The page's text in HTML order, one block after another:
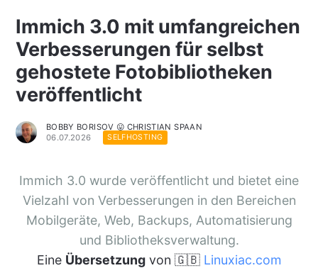
Immich 3.0 mit umfangreichen
Verbesserungen für selbst
gehostete Fotobibliotheken
veröffentlicht
BOBBY BORISOV 😛 CHRISTIAN SPAAN
06.07.2026
SELFHOSTING
Immich 3.0 wurde veröffentlicht und bietet eine
Vielzahl von Verbesserungen in den Bereichen
Mobilgeräte, Web, Backups, Automatisierung
und Bibliotheksverwaltung.
Eine Übersetzungvon 🇬🇧 Linuxiac.com